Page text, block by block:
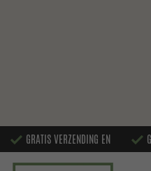
GRATIS VERZENDING EN